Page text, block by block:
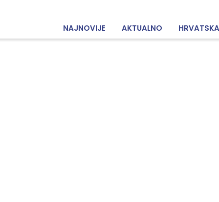
NAJNOVIJE AKTUALNO HRVATSKA